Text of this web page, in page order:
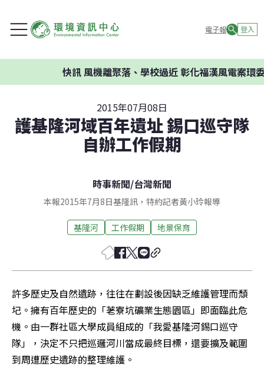
電子報 登入
風機離聚落、學校過近 彰化福漢風電案環委建議
2015年07月08日
護基隆河域百年遺址 錫口巡守隊
自辦工作假期
時事新聞/台灣新聞
本報2015年7月8日基隆訊，特約記者黃小玲報導
基隆河 工作假期 地景保育
許多歷史及自然遺跡，往往在劃設後因缺乏維護管理而頹
圮。擁有百年歷史的「荖寮坑礦業生態園區」即面臨此危
機。由一群社區大學成員組成的「我愛基隆河錫口巡守
隊」，決定不只把巡邏河川當成最終目標，還要擴及範圍
到周遭歷史遺跡的整理維護。